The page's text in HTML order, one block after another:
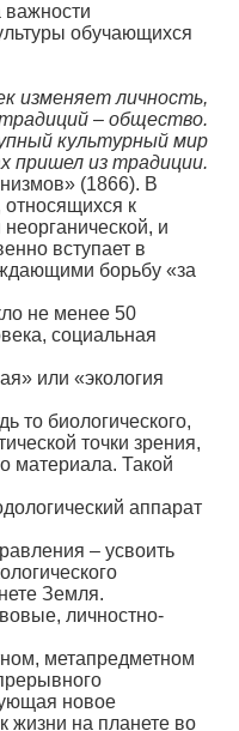
важности
обучающихся
изменяет личность,
– общество.
культурный мир
пришел из традиции.
(1866). В
к
и
вступает в
борьбу «за
не менее 50
социальная
или «экология
то биологического,
точки зрения,
материала. Такой
аппарат
– усвоить
Земля.
личностно-
метапредметном
новое
жизни на планете во